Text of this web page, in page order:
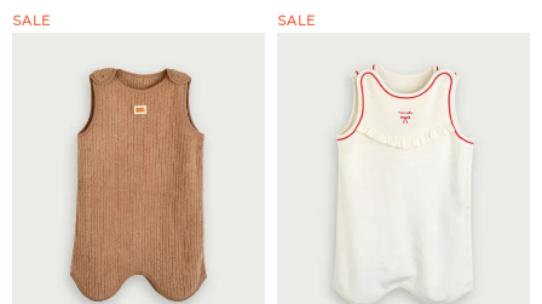
SALE SALE